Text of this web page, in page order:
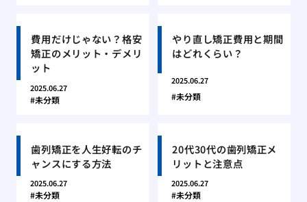
費用だけじゃない？格安
矯正のメリット・デメリ
ット
2025.06.27
未分類
やり直し矯正費用と期間
はどれくらい？
2025.06.27
未分類
歯列矯正を人生好転のチ
ャンスにする方法
2025.06.27
未分類
20代30代の歯列矯正メ
リットと注意点
2025.06.27
未分類